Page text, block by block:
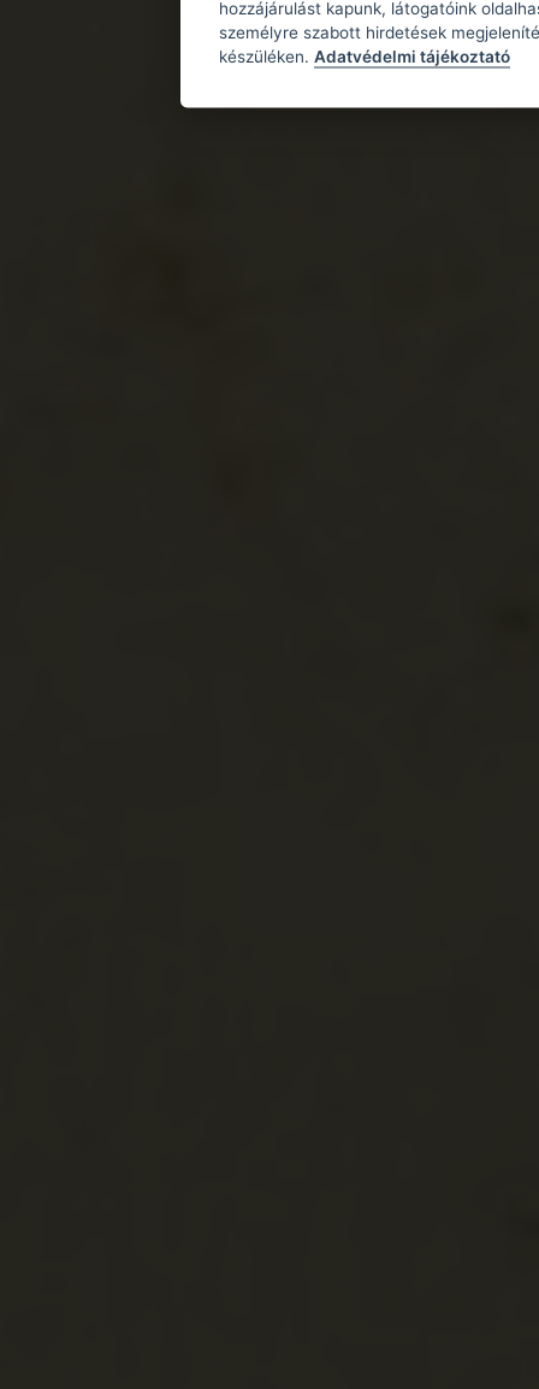
hozzájárulást kapunk, látogatóink
személyre szabott hirdetések
készüléken. Adatvédelmi tájékoztató